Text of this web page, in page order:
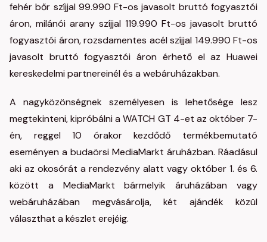
fehér bőr szíjjal 99.990 Ft-os javasolt bruttó fogyasztói
áron, milánói arany szíjjal 119.990 Ft-os javasolt bruttó
fogyasztói áron, rozsdamentes acél szíjjal 149.990 Ft-os
javasolt bruttó fogyasztói áron érhető el az Huawei
kereskedelmi partnereinél és a webáruházakban.
A nagyközönségnek személyesen is lehetősége lesz
megtekinteni, kipróbálni a WATCH GT 4-et az október 7-
én, reggel 10 órakor kezdődő termékbemutató
eseményen a budaörsi MediaMarkt áruházban. Ráadásul
aki az okosórát a rendezvény alatt vagy október 1. és 6.
között a MediaMarkt bármelyik áruházában vagy
webáruházában megvásárolja, két ajándék közül
választhat a készlet erejéig.